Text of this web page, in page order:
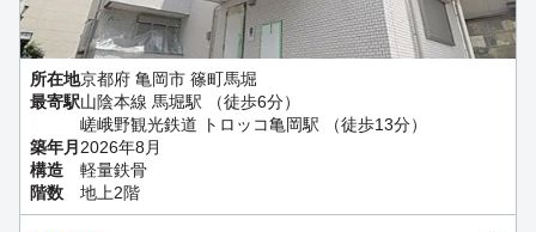
所在地京都府 亀岡市 篠町馬堀
最寄駅山陰本線 馬堀駅 （徒歩6分）
嵯峨野観光鉄道 トロッコ亀岡駅 （徒歩13分）
築年月 2026年8月
構造
軽量鉄骨
階数
地上2階